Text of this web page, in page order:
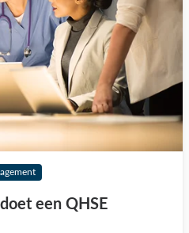
een QHSE